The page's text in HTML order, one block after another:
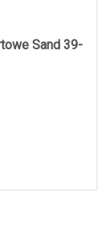
Sand 39-